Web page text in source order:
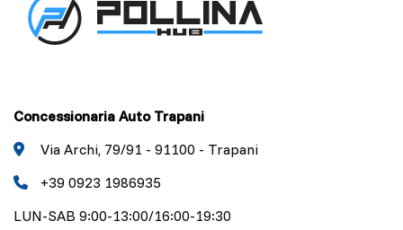
Concessionaria Auto Trapani
Via Archi, 79/91 - 91100 - Trapani
+39 0923 1986935
LUN-SAB 9:00-13:00/16:00-19:30